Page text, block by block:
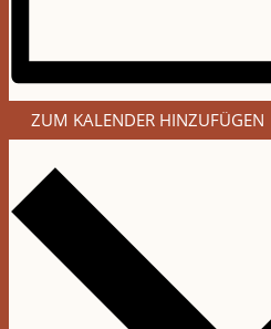
ZUM KALENDER HINZUFÜGEN